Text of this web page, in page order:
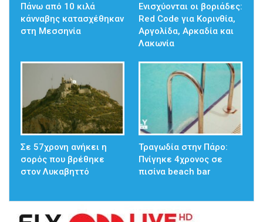
Πάνω από 10 κιλά
κάνναβης κατασχέθηκαν
στη Μεσσηνία
Ενισχύονται οι βοριάδες:
Red Code για Κορινθία,
Αργολίδα, Αρκαδία και
Λακωνία
Σε 57χρονη ανήκει η
σορός που βρέθηκε
στον Λυκαβηττό
Τραγωδία στην Πάρο:
Πνίγηκε 4χρονος σε
πισίνα beach bar